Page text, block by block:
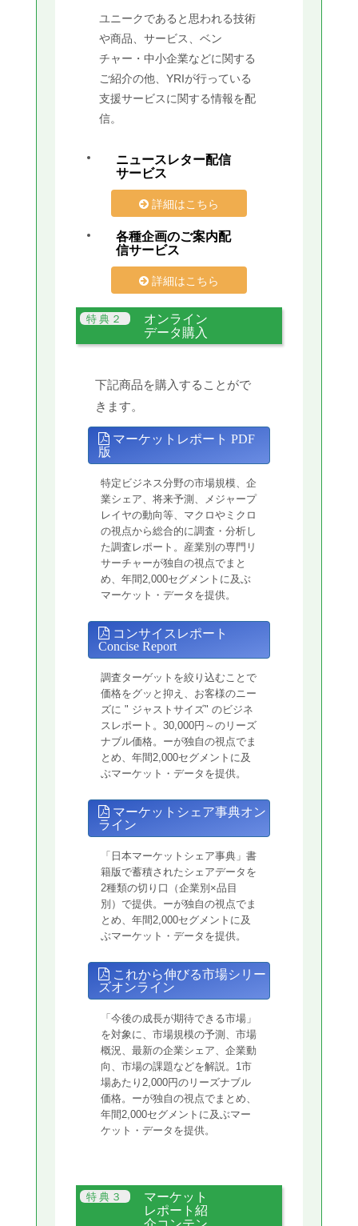
ユニークであると思われる技術
や商品、サービス、ベン
チャー・中小企業などに関する
ご紹介の他、YRIが行っている
支援サービスに関する情報を配
信。
ニュースレター配信
サービス
詳細はこちら
各種企画のご案内配
信サービス
詳細はこちら
オンライン
データ購入
下記商品を購入することがで
きます。
マーケットレポート PDF
版
特定ビジネス分野の市場規模、企
業シェア、将来予測、メジャープ
レイヤの動向等、マクロやミクロ
の視点から総合的に調査・分析し
た調査レポート。産業別の専門リ
サーチャーが独自の視点でまと
め、年間2,000セグメントに及ぶ
マーケット・データを提供。
コンサイスレポート
Concise Report
調査ターゲットを絞り込むことで
価格をグッと抑え、お客様のニー
ズに " ジャストサイズ" のビジネ
スレポート。30,000円～のリーズ
ナブル価格。ーが独自の視点でま
とめ、年間2,000セグメントに及
ぶマーケット・データを提供。
マーケットシェア事典オン
ライン
「日本マーケットシェア事典」書
籍版で蓄積されたシェアデータを
2種類の切り口（企業別×品目
別）で提供。ーが独自の視点でま
とめ、年間2,000セグメントに及
ぶマーケット・データを提供。
これから伸びる市場シリー
ズオンライン
「今後の成長が期待できる市場」
を対象に、市場規模の予測、市場
概況、最新の企業シェア、企業動
向、市場の課題などを解説。1市
場あたり2,000円のリーズナブル
価格。ーが独自の視点でまとめ、
年間2,000セグメントに及ぶマー
ケット・データを提供。
マーケット
レポート紹